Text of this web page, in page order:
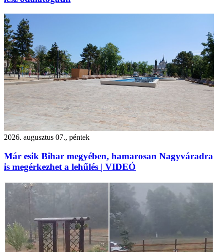
2026. augusztus 07., péntek
Már esik Bihar megyében, hamarosan Nagyváradra
is megérkezhet a lehűlés | VIDEÓ